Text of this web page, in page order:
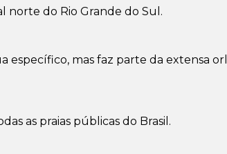
norte do Rio Grande do Sul.
específico, mas faz parte da extensa
as praias públicas do Brasil.